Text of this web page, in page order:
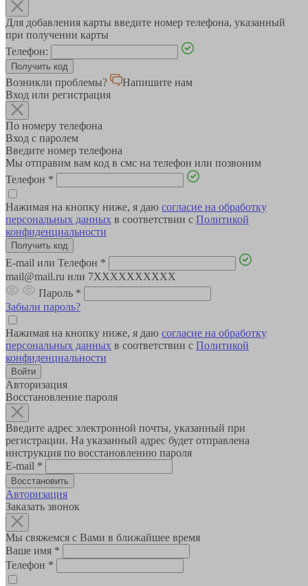
Для добавления карты введите номер телефона, указанный
при получении карты
Телефон:
Возникли проблемы?
Напишите нам
Вход или регистрация
По номеру телефона
Вход с паролем
Введите номер телефона
Мы отправим вам код в смс на телефон или позвоним
Телефон *
Нажимая на кнопку ниже, я даю согласие на обработку
персональных данных в соответствии с Политикой
конфиденциальности
E-mail или Телефон *
mail@mail.ru или 7XXXXXXXXXX
Пароль *
Забыли пароль?
Нажимая на кнопку ниже, я даю согласие на обработку
персональных данных в соответствии с Политикой
конфиденциальности
Авторизация
Восстановление пароля
Введите адрес электронной почты, указанный при
регистрации. На указанный адрес будет отправлена
инструкция по восстановлению пароля
E-mail *
Авторизация
Заказать звонок
Мы свяжемся с Вами в ближайшее время
Ваше имя *
Телефон *